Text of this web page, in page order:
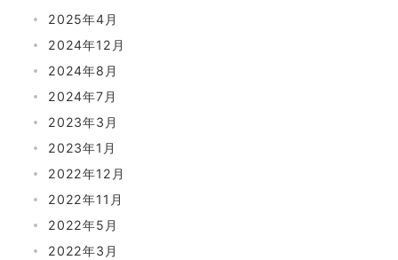
2025年4月
2024年12月
2024年8月
2024年7月
2023年3月
2023年1月
2022年12月
2022年11月
2022年5月
2022年3月